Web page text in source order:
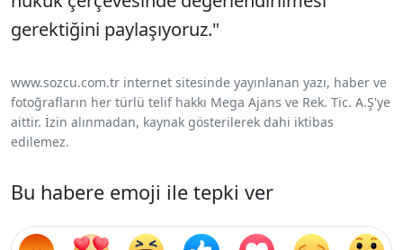
gerektiğini paylaşıyoruz."
www.sozcu.com.tr internet sitesinde yayınlanan yazı, haber ve
fotoğrafların her türlü telif hakkı Mega Ajans ve Rek. Tic. A.Ş'ye
aittir. İzin alınmadan, kaynak gösterilerek dahi iktibas
edilemez.
Bu habere emoji ile tepki ver